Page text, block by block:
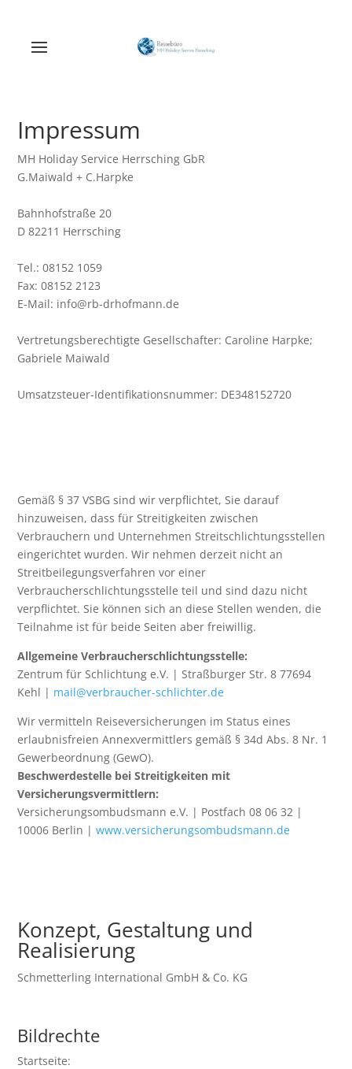
Impressum
MH Holiday Service Herrsching GbR
G.Maiwald + C.Harpke
Bahnhofstraße 20
D 82211 Herrsching
Tel.: 08152 1059
Fax: 08152 2123
E-Mail: info@rb-drhofmann.de
Vertretungsberechtigte Gesellschafter: Caroline Harpke;
Gabriele Maiwald
Umsatzsteuer-Identifikationsnummer: DE348152720
Gemäß § 37 VSBG sind wir verpflichtet, Sie darauf
hinzuweisen, dass für Streitigkeiten zwischen
Verbrauchern und Unternehmen Streitschlichtungsstellen
eingerichtet wurden. Wir nehmen derzeit nicht an
Streitbeilegungsverfahren vor einer
Verbraucherschlichtungsstelle teil und sind dazu nicht
verpflichtet. Sie können sich an diese Stellen wenden, die
Teilnahme ist für beide Seiten aber freiwillig.
Allgemeine Verbraucherschlichtungsstelle:
Zentrum für Schlichtung e.V. | Straßburger Str. 8 77694
Kehl | mail@verbraucher-schlichter.de
Wir vermitteln Reiseversicherungen im Status eines
erlaubnisfreien Annexvermittlers gemäß § 34d Abs. 8 Nr. 1
Gewerbeordnung (GewO).
Beschwerdestelle bei Streitigkeiten mit
Versicherungsvermittlern:
Versicherungsombudsmann e.V. | Postfach 08 06 32 |
10006 Berlin |www.versicherungsombudsmann.de
Konzept, Gestaltung und
Realisierung
Schmetterling International GmbH & Co. KG
Bildrechte
Startseite: